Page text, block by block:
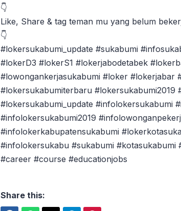
👇
Like, Share & tag teman mu yang belum
👇
#lokersukabumi_update #sukabumi
#lokerD3 #lokerS1 #lokerjabodetabek
#lowongankerjasukabumi #loker #lokerjabar
#lokersukabumiterbaru #lokersukabumi2019
#lokersukabumi_update #infolokersukabumi
#infolokersukabumi2019
#infolokerkabupatensukabumi
#infolokersukabu #sukabumi #kotasukabumi
#career #course #educationjobs
Share this: